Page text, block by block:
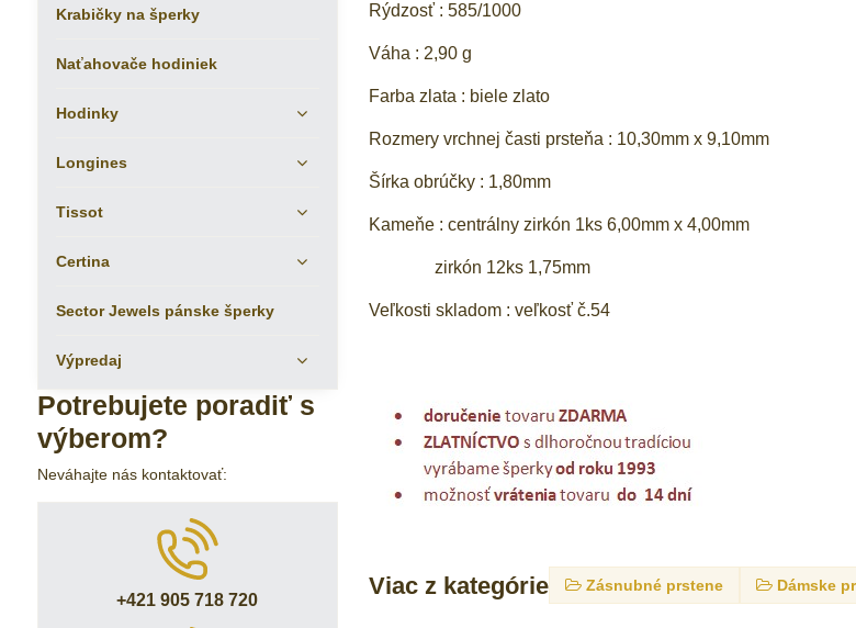
Rýdzosť : 585/1000
Váha : 2,90 g
Farba zlata : biele zlato
Rozmery vrchnej časti prsteňa : 10,30mm x 9,10mm
Šírka obrúčky : 1,80mm
Kameňe : centrálny zirkón 1ks 6,00mm x 4,00mm
zirkón 12ks 1,75mm
Veľkosti skladom : veľkosť č.54
Viac z kategórie Zásnubné prstene Dámske
Krabičky na šperky
Naťahovače hodiniek
Hodinky
Longines
Tissot
Certina
Sector Jewels pánske šperky
Výpredaj
Potrebujete poradiť s
výberom?
Neváhajte nás kontaktovať:
+421 905 718 720